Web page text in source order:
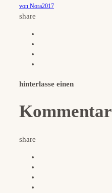
von Nora2017
share
hinterlasse einen
Kommentar
share